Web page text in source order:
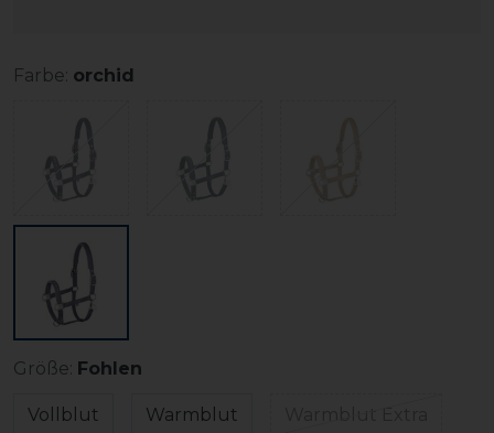
Farbe: orchid
Größe: Fohlen
Vollblut Warmblut